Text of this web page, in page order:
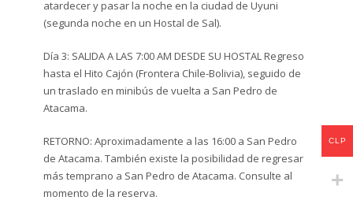
atardecer y pasar la noche en la ciudad de Uyuni
(segunda noche en un Hostal de Sal).
Día 3: SALIDA A LAS 7:00 AM DESDE SU HOSTAL Regreso
hasta el Hito Cajón (Frontera Chile-Bolivia), seguido de
un traslado en minibús de vuelta a San Pedro de
Atacama.
RETORNO: Aproximadamente a las 16:00 a San Pedro
de Atacama. También existe la posibilidad de regresar
más temprano a San Pedro de Atacama. Consulte al
momento de la reserva.
CLP